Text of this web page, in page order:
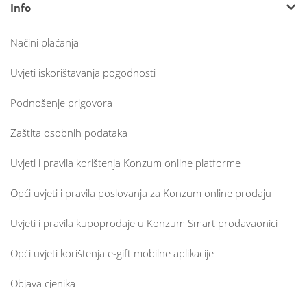
Info
Načini plaćanja
Uvjeti iskorištavanja pogodnosti
Podnošenje prigovora
Zaštita osobnih podataka
Uvjeti i pravila korištenja Konzum online platforme
Opći uvjeti i pravila poslovanja za Konzum online prodaju
Uvjeti i pravila kupoprodaje u Konzum Smart prodavaonici
Opći uvjeti korištenja e-gift mobilne aplikacije
Objava cjenika